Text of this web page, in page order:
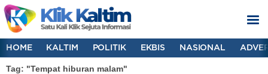
HOME KALTIM POLITIK EKBIS NASIONAL
Tag: "Tempat hiburan malam"